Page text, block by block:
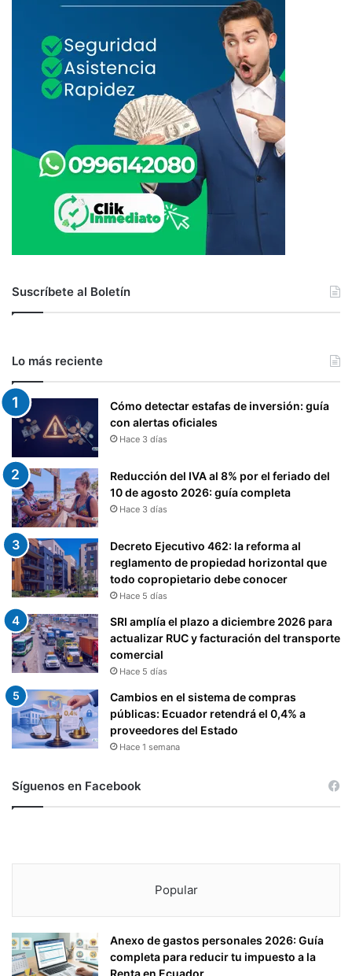
Suscríbete al Boletín
Lo más reciente
Cómo detectar estafas de inversión: guía
con alertas oficiales
Hace 3 días
Reducción del IVA al 8% por el feriado del
10 de agosto 2026: guía completa
Hace 3 días
Decreto Ejecutivo 462: la reforma al
reglamento de propiedad horizontal que
todo copropietario debe conocer
Hace 5 días
SRI amplía el plazo a diciembre 2026 para
actualizar RUC y facturación del transporte
comercial
Hace 5 días
Cambios en el sistema de compras
públicas: Ecuador retendrá el 0,4% a
proveedores del Estado
Hace 1 semana
Síguenos en Facebook
Popular
Anexo de gastos personales 2026: Guía
completa para reducir tu impuesto a la
Renta en Ecuador